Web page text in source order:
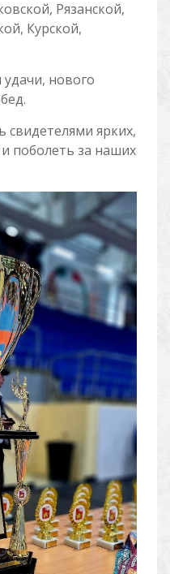
Рязанской,
Курской,
нового
свидетелями ярких,
поболеть за наших